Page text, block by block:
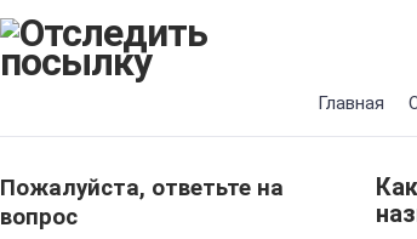
Главная
Пожалуйста, ответьте на
вопрос